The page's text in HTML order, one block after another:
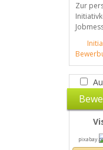
Zur